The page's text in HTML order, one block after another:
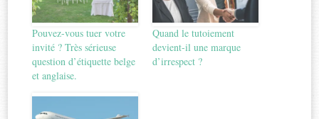
Pouvez-vous tuer votre
invité ? Très sérieuse
question d’étiquette belge
et anglaise.
Quand le tutoiement
devient-il une marque
d’irrespect ?